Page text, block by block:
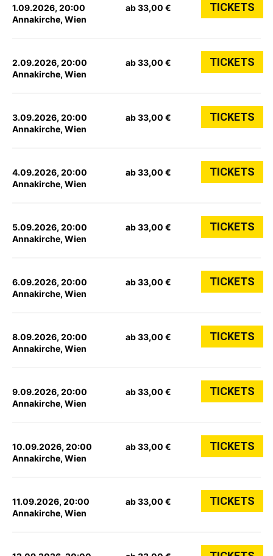
1.09.2026, 20:00
Annakirche, Wien
ab 33,00 € TICKETS
2.09.2026, 20:00
Annakirche, Wien
ab 33,00 € TICKETS
3.09.2026, 20:00
Annakirche, Wien
ab 33,00 € TICKETS
4.09.2026, 20:00
Annakirche, Wien
ab 33,00 € TICKETS
5.09.2026, 20:00
Annakirche, Wien
ab 33,00 € TICKETS
6.09.2026, 20:00
Annakirche, Wien
ab 33,00 € TICKETS
8.09.2026, 20:00
Annakirche, Wien
ab 33,00 € TICKETS
9.09.2026, 20:00
Annakirche, Wien
ab 33,00 € TICKETS
10.09.2026, 20:00
Annakirche, Wien
ab 33,00 € TICKETS
11.09.2026, 20:00
Annakirche, Wien
ab 33,00 € TICKETS